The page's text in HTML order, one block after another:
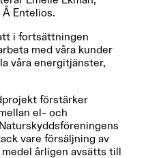
Entelios.
i fortsättningen
med våra kunder
våra energitjänster,
förstärker
el- och
vare försäljning av
årligen avsätts till